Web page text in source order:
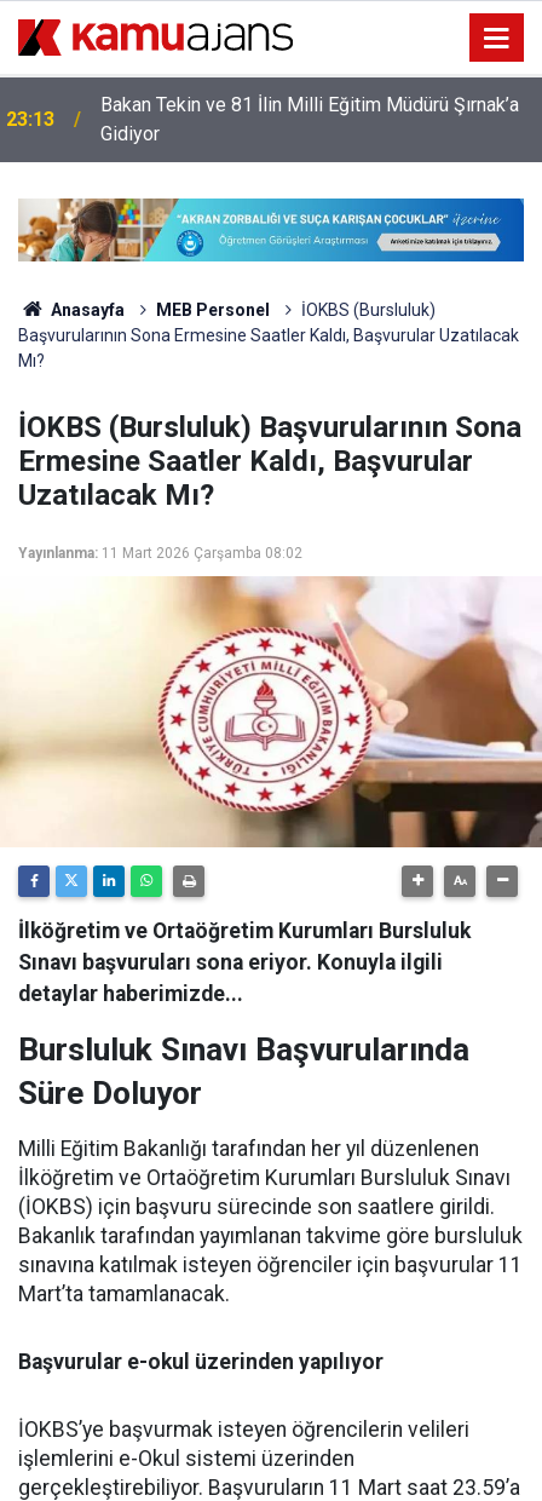
23:13
Bakan Tekin ve 81 İlin Milli Eğitim Müdürü Şırnak’a
Gidiyor
Anasayfa MEB Personel
İOKBS (Bursluluk)
Başvurularının Sona Ermesine Saatler Kaldı, Başvurular Uzatılacak
Mı?
İOKBS (Bursluluk) Başvurularının Sona
Ermesine Saatler Kaldı, Başvurular
Uzatılacak Mı?
Yayınlanma: 11 Mart 2026 Çarşamba 08:02
İlköğretim ve Ortaöğretim Kurumları Bursluluk
Sınavı başvuruları sona eriyor. Konuyla ilgili
detaylar haberimizde...
Bursluluk Sınavı Başvurularında
Süre Doluyor
Milli Eğitim Bakanlığı tarafından her yıl düzenlenen
İlköğretim ve Ortaöğretim Kurumları Bursluluk Sınavı
(İOKBS) için başvuru sürecinde son saatlere girildi.
Bakanlık tarafından yayımlanan takvime göre bursluluk
sınavına katılmak isteyen öğrenciler için başvurular 11
Mart’ta tamamlanacak.
Başvurular e-okul üzerinden yapılıyor
İOKBS’ye başvurmak isteyen öğrencilerin velileri
işlemlerini e-Okul sistemi üzerinden
gerçekleştirebiliyor. Başvuruların 11 Mart saat 23.59’a